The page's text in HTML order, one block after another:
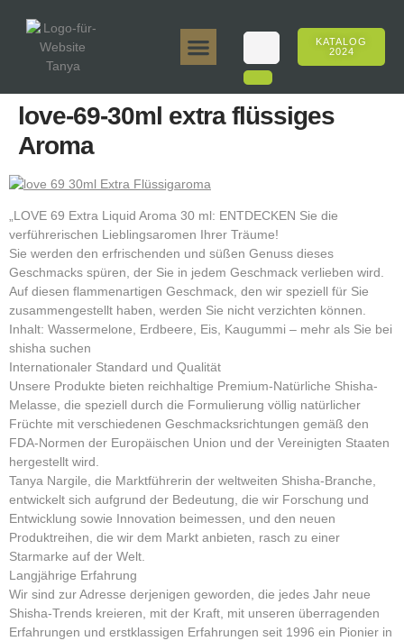
KATALOG
2024
love-69-30ml extra flüssiges
Aroma
„LOVE 69 Extra Liquid Aroma 30 ml: ENTDECKEN Sie die
verführerischen Lieblingsaromen Ihrer Träume!
Sie werden den erfrischenden und süßen Genuss dieses
Geschmacks spüren, der Sie in jedem Geschmack verlieben wird.
Auf diesen flammenartigen Geschmack, den wir speziell für Sie
zusammengestellt haben, werden Sie nicht verzichten können.
Inhalt: Wassermelone, Erdbeere, Eis, Kaugummi – mehr als Sie bei
shisha suchen
Internationaler Standard und Qualität
Unsere Produkte bieten reichhaltige Premium-Natürliche Shisha-
Melasse, die speziell durch die Formulierung völlig natürlicher
Früchte mit verschiedenen Geschmacksrichtungen gemäß den
FDA-Normen der Europäischen Union und der Vereinigten Staaten
hergestellt wird.
Tanya Nargile, die Marktführerin der weltweiten Shisha-Branche,
entwickelt sich aufgrund der Bedeutung, die wir Forschung und
Entwicklung sowie Innovation beimessen, und den neuen
Produktreihen, die wir dem Markt anbieten, rasch zu einer
Starmarke auf der Welt.
Langjährige Erfahrung
Wir sind zur Adresse derjenigen geworden, die jedes Jahr neue
Shisha-Trends kreieren, mit der Kraft, mit unseren überragenden
Erfahrungen und erstklassigen Erfahrungen seit 1996 ein Pionier in